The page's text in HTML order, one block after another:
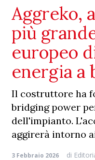
Aggreko,
più
europeo
energia a
Il costruttore ha
bridging power
dell'impianto.
aggirerà intorno
3 Febbraio 2026 di